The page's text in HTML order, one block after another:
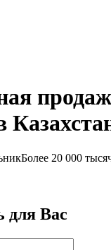
Более 20 000
для Вас